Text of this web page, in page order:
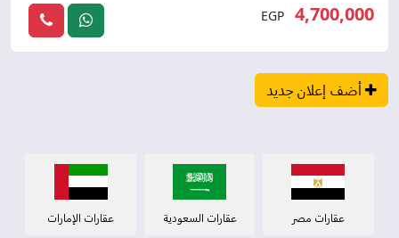
4,700,000
EGP
أضف إعلان جديد
عقارات مصر عقارات السعودية عقارات الإمارات